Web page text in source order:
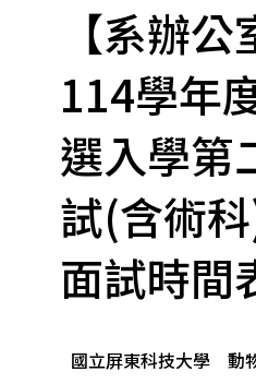
【系辦公
114學年
選入學第
試(含術
面試時間
國立屏東科技大學 動